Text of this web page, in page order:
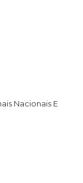
Nacionais E